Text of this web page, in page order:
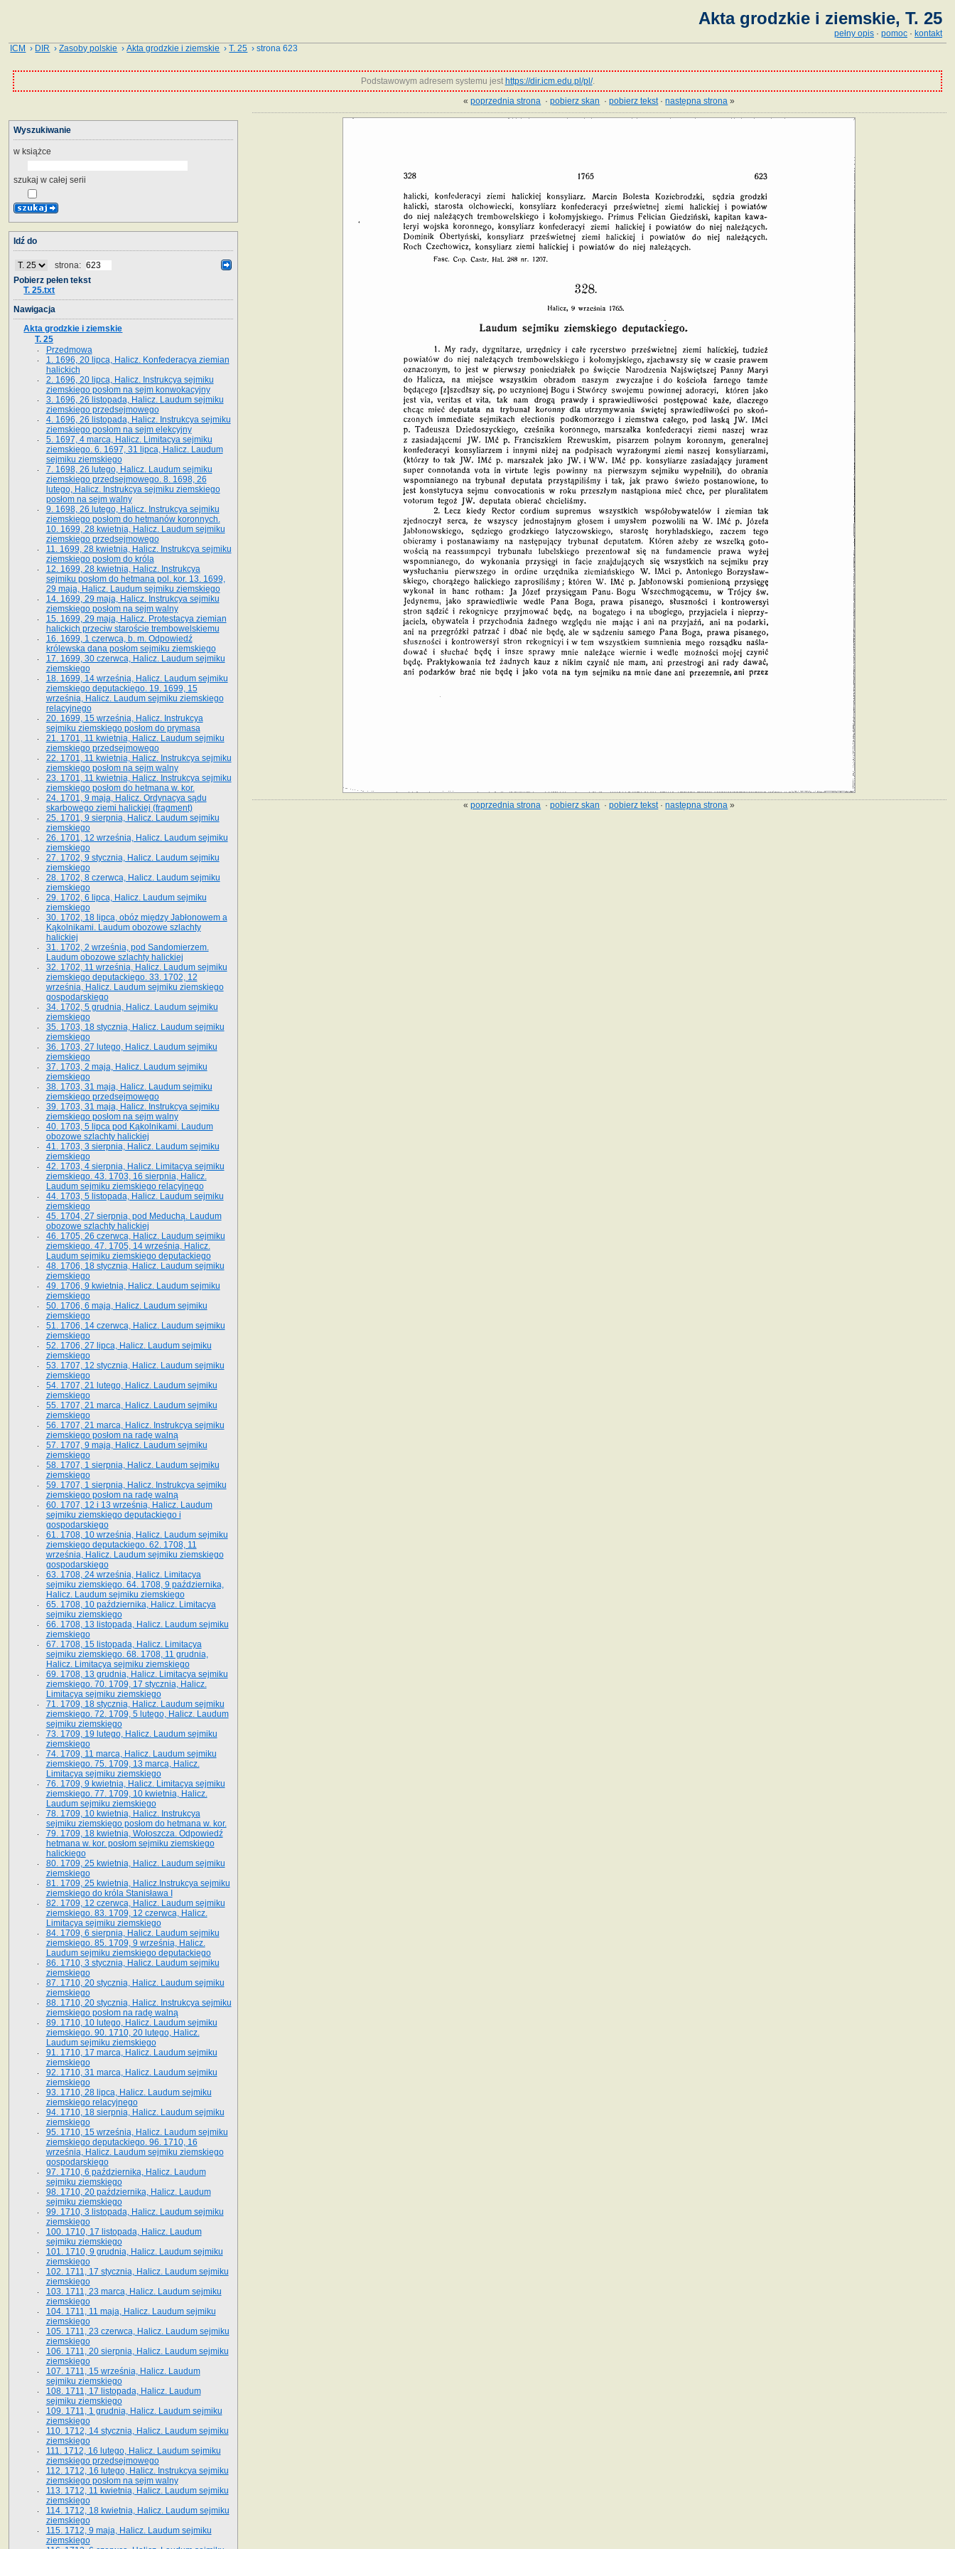
Akta grodzkie i ziemskie, T. 25
pełny opis · pomoc · kontakt
ICM › DIR ›Zasoby polskie ›Akta grodzkie i ziemskie ›T. 25 › strona 623
Podstawowym adresem systemu jest https://dir.icm.edu.pl/pl/.
«poprzednia strona ·pobierz skan ·pobierz tekst·następna strona »
«poprzednia strona ·pobierz skan ·pobierz tekst·następna strona »
Wyszukiwanie
w książce
szukaj w całej serii
Idź do
strona:
Pobierz pełen tekst
T. 25.txt
Nawigacja
Akta grodzkie i ziemskie
T. 25
Przedmowa
1. 1696, 20 lipca, Halicz. Konfederacya ziemian
halickich
2. 1696, 20 lipca, Halicz. Instrukcya sejmiku
ziemskiego posłom na sejm konwokacyjny
3. 1696, 26 listopada, Halicz. Laudum sejmiku
ziemskiego przedsejmowego
4. 1696, 26 listopada, Halicz. Instrukcya sejmiku
ziemskiego posłom na sejm elekcyjny
5. 1697, 4 marca, Halicz. Limitacya sejmiku
ziemskiego. 6. 1697, 31 lipca, Halicz. Laudum
sejmiku ziemskiego
7. 1698, 26 lutego, Halicz. Laudum sejmiku
ziemskiego przedsejmowego. 8. 1698, 26
lutego, Halicz. Instrukcya sejmiku ziemskiego
posłom na sejm walny
9. 1698, 26 lutego, Halicz. Instrukcya sejmiku
ziemskiego posłom do hetmanów koronnych.
10. 1699, 28 kwietnia, Halicz. Laudum sejmiku
ziemskiego przedsejmowego
11. 1699, 28 kwietnia, Halicz. Instrukcya sejmiku
ziemskiego posłom do króla
12. 1699, 28 kwietnia, Halicz. Instrukcya
sejmiku posłom do hetmana pol. kor. 13. 1699,
29 maja, Halicz. Laudum sejmiku ziemskiego
14. 1699, 29 maja, Halicz. Instrukcya sejmiku
ziemskiego posłom na sejm walny
15. 1699, 29 maja, Halicz. Protestacya ziemian
halickich przeciw staroście trembowelskiemu
16. 1699, 1 czerwca, b. m. Odpowiedź
królewska dana posłom sejmiku ziemskiego
17. 1699, 30 czerwca, Halicz. Laudum sejmiku
ziemskiego
18. 1699, 14 września, Halicz. Laudum sejmiku
ziemskiego deputackiego. 19. 1699, 15
września, Halicz. Laudum sejmiku ziemskiego
relacyjnego
20. 1699, 15 września, Halicz. Instrukcya
sejmiku ziemskiego posłom do prymasa
21. 1701, 11 kwietnia, Halicz. Laudum sejmiku
ziemskiego przedsejmowego
22. 1701, 11 kwietnia, Halicz. Instrukcya sejmiku
ziemskiego posłom na sejm walny
23. 1701, 11 kwietnia, Halicz. Instrukcya sejmiku
ziemskiego posłom do hetmana w. kor.
24. 1701, 9 maja, Halicz. Ordynacya sądu
skarbowego ziemi halickiej (fragment)
25. 1701, 9 sierpnia, Halicz. Laudum sejmiku
ziemskiego
26. 1701, 12 września, Halicz. Laudum sejmiku
ziemskiego
27. 1702, 9 stycznia, Halicz. Laudum sejmiku
ziemskiego
28. 1702, 8 czerwca, Halicz. Laudum sejmiku
ziemskiego
29. 1702, 6 lipca, Halicz. Laudum sejmiku
ziemskiego
30. 1702, 18 lipca, obóz między Jabłonowem a
Kąkolnikami. Laudum obozowe szlachty
halickiej
31. 1702, 2 września, pod Sandomierzem.
Laudum obozowe szlachty halickiej
32. 1702, 11 września, Halicz. Laudum sejmiku
ziemskiego deputackiego. 33. 1702, 12
września, Halicz. Laudum sejmiku ziemskiego
gospodarskiego
34. 1702, 5 grudnia, Halicz. Laudum sejmiku
ziemskiego
35. 1703, 18 stycznia, Halicz. Laudum sejmiku
ziemskiego
36. 1703, 27 lutego, Halicz. Laudum sejmiku
ziemskiego
37. 1703, 2 maja, Halicz. Laudum sejmiku
ziemskiego
38. 1703, 31 maja, Halicz. Laudum sejmiku
ziemskiego przedsejmowego
39. 1703, 31 maja, Halicz. Instrukcya sejmiku
ziemskiego posłom na sejm walny
40. 1703, 5 lipca pod Kąkolnikami. Laudum
obozowe szlachty halickiej
41­. 1703, 3 sierpnia, Halicz. Laudum sejmiku
ziemskiego
42. 1703, 4 sierpnia, Halicz. Limitacya sejmiku
ziemskiego. 43. 1703, 16 sierpnia, Halicz.
Laudum sejmiku ziemskiego relacyjnego
44. 1703, 5 listopada, Halicz. Laudum sejmiku
ziemskiego
45. 1704, 27 sierpnia, pod Meduchą. Laudum
obozowe szlachty halickiej
46. 1705, 26 czerwca, Halicz. Laudum sejmiku
ziemskiego. 47. 1705, 14 września, Halicz.
Laudum sejmiku ziemskiego deputackiego
48. 1706, 18 stycznia, Halicz. Laudum sejmiku
ziemskiego
49. 1706, 9 kwietnia, Halicz. Laudum sejmiku
ziemskiego
50. 1706, 6 maja, Halicz. Laudum sejmiku
ziemskiego
51. 1706, 14 czerwca, Halicz. Laudum sejmiku
ziemskiego
52. 1706, 27 lipca, Halicz. Laudum sejmiku
ziemskiego
53. 1707, 12 stycznia, Halicz. Laudum sejmiku
ziemskiego
54. 1707, 21 lutego, Halicz. Laudum sejmiku
ziemskiego
55. 1707, 21 marca, Halicz. Laudum sejmiku
ziemskiego
56. 1707, 21 marca, Halicz. Instrukcya sejmiku
ziemskiego posłom na radę walną
57. 1707, 9 maja, Halicz. Laudum sejmiku
ziemskiego
58. 1707, 1 sierpnia, Halicz. Laudum sejmiku
ziemskiego
59. 1707, 1 sierpnia, Halicz. Instrukcya sejmiku
ziemskiego posłom na radę walną
60. 1707, 12 i 13 września, Halicz. Laudum
sejmiku ziemskiego deputackiego i
gospodarskiego
61. 1708, 10 września, Halicz. Laudum sejmiku
ziemskiego deputackiego. 62. 1708, 11
września, Halicz. Laudum sejmiku ziemskiego
gospodarskiego
63. 1708, 24 września, Halicz. Limitacya
sejmiku ziemskiego. 64. 1708, 9 października,
Halicz. Laudum sejmiku ziemskiego
65­. 1708, 10 października, Halicz. Limitacya
sejmiku ziemskiego
66. 1708, 13 listopada, Halicz. Laudum sejmiku
ziemskiego
67. 1708, 15 listopada, Halicz. Limitacya
sejmiku ziemskiego. 68. 1708, 11 grudnia,
Halicz. Limitacya sejmiku ziemskiego
69. 1708, 13 grudnia, Halicz. Limitacya sejmiku
ziemskiego. 70. 1709, 17 stycznia, Halicz.
Limitacya sejmiku ziemskiego
71. 1709, 18 stycznia, Halicz. Laudum sejmiku
ziemskiego. 72. 1709, 5 lutego, Halicz. Laudum
sejmiku ziemskiego
73. 1709, 19 lutego, Halicz. Laudum sejmiku
ziemskiego
74. 1709, 11 marca, Halicz. Laudum sejmiku
ziemskiego. 75. 1709, 13 marca, Halicz.
Limitacya sejmiku ziemskiego
76. 1709, 9 kwietnia, Halicz. Limitacya sejmiku
ziemskiego. 77. 1709, 10 kwietnia, Halicz.
Laudum sejmiku ziemskiego
78. 1709, 10 kwietnia, Halicz. Instrukcya
sejmiku ziemskiego posłom do hetmana w. kor.
79. 1709, 18 kwietnia, Wołoszcza. Odpowiedź
hetmana w. kor. posłom sejmiku ziemskiego
halickiego
80. 1709, 25 kwietnia, Halicz. Laudum sejmiku
ziemskiego
81. 1709, 25 kwietnia, Halicz.Instrukcya sejmiku
ziemskiego do króla Stanisława I
82. 1709, 12 czerwca, Halicz. Laudum sejmiku
ziemskiego. 83. 1709, 12 czerwca, Halicz.
Limitacya sejmiku ziemskiego
84. 1709, 6 sierpnia, Halicz. Laudum sejmiku
ziemskiego. 85. 1709, 9 września, Halicz.
Laudum sejmiku ziemskiego deputackiego
86. 1710, 3 stycznia, Halicz. Laudum sejmiku
ziemskiego
87. 1710, 20 stycznia, Halicz. Laudum sejmiku
ziemskiego
88. 1710, 20 stycznia, Halicz. Instrukcya sejmiku
ziemskiego posłom na radę walną
89. 1710, 10 lutego, Halicz. Laudum sejmiku
ziemskiego. 90. 1710, 20 lutego, Halicz.
Laudum sejmiku ziemskiego
91. 1710, 17 marca, Halicz. Laudum sejmiku
ziemskiego
92. 1710, 31 marca, Halicz. Laudum sejmiku
ziemskiego
93. 1710, 28 lipca, Halicz. Laudum sejmiku
ziemskiego relacyjnego
94. 1710, 18 sierpnia, Halicz. Laudum sejmiku
ziemskiego
95. 1710, 15 września, Halicz. Laudum sejmiku
ziemskiego deputackiego. 96. 1710, 16
września, Halicz. Laudum sejmiku ziemskiego
gospodarskiego
97. 1710, 6 października, Halicz. Laudum
sejmiku ziemskiego
98. 1710, 20 października, Halicz. Laudum
sejmiku ziemskiego
99. 1710, 3 listopada, Halicz. Laudum sejmiku
ziemskiego
100. 1710, 17 listopada, Halicz. Laudum
sejmiku ziemskiego
101. 1710, 9 grudnia, Halicz. Laudum sejmiku
ziemskiego
102. 1711, 17 stycznia, Halicz. Laudum sejmiku
ziemskiego
103. 1711, 23 marca, Halicz. Laudum sejmiku
ziemskiego
104. 1711, 11 maja, Halicz. Laudum sejmiku
ziemskiego
105. 1711, 23 czerwca, Halicz. Laudum sejmiku
ziemskiego
106. 1711, 20 sierpnia, Halicz. Laudum sejmiku
ziemskiego
107. 1711, 15 września, Halicz. Laudum
sejmiku ziemskiego
108. 1711, 17 listopada, Halicz. Laudum
sejmiku ziemskiego
109. 1711, 1 grudnia, Halicz. Laudum sejmiku
ziemskiego
110. 1712, 14 stycznia, Halicz. Laudum sejmiku
ziemskiego
111. 1712, 16 lutego, Halicz. Laudum sejmiku
ziemskiego przedsejmowego
112. 1712, 16 lutego, Halicz. Instrukcya sejmiku
ziemskiego posłom na sejm walny
113. 1712, 11 kwietnia, Halicz. Laudum sejmiku
ziemskiego
114. 1712, 18 kwietnia, Halicz. Laudum sejmiku
ziemskiego
115. 1712, 9 maja, Halicz. Laudum sejmiku
ziemskiego